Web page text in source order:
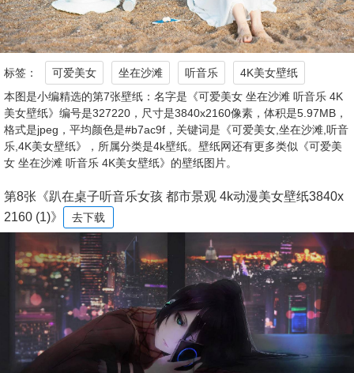
标签： 可爱美女 坐在沙滩 听音乐
4K美女壁纸
本图是小编精选的第7张壁纸：名字是《可爱美女 坐在沙滩 听音乐 4K
美女壁纸》编号是327220，尺寸是3840x2160像素，体积是5.97MB，
格式是jpeg，平均颜色是#b7ac9f，关键词是《可爱美女,坐在沙滩,听音
乐,4K美女壁纸》，所属分类是4k壁纸。壁纸网还有更多类似《可爱美
女 坐在沙滩 听音乐 4K美女壁纸》的壁纸图片。
第8张《趴在桌子听音乐女孩 都市景观 4k动漫美女壁纸3840x
2160 (1)》
去下载